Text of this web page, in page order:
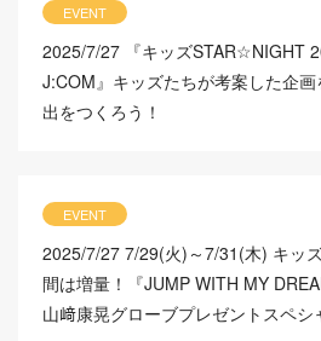
EVENT
2025/7/27 『キッズSTAR☆NIGHT
J:COM』キッズたちが考案した企
出をつくろう！
EVENT
2025/7/27 7/29(火)～7/31(木) キッ
間は増量！『JUMP WITH MY
山﨑康晃グローブプレゼントスペシ